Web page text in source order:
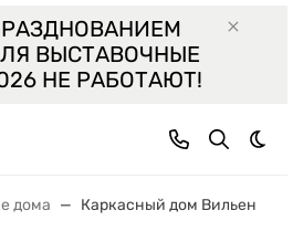
ВЫСТАВОЧНЫЕ
НЕ РАБОТАЮТ!
дома Каркасный дом Вильент-2